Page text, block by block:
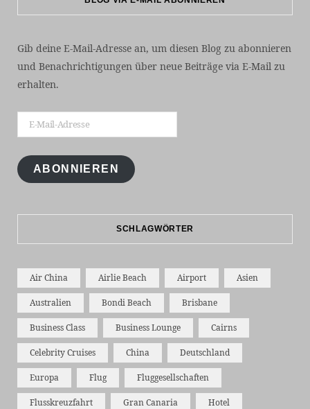
Gib deine E-Mail-Adresse an, um diesen Blog zu abonnieren
und Benachrichtigungen über neue Beiträge via E-Mail zu
erhalten.
Mail-
Adresse
ABONNIEREN
SCHLAGWÖRTER
Air China Airlie Beach Airport Asien
Australien Bondi Beach Brisbane
Business Class Business Lounge Cairns
Celebrity Cruises China Deutschland
Europa Flug Fluggesellschaften
Flusskreuzfahrt Gran Canaria Hotel